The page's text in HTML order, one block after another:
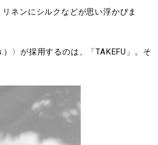
ネンにシルクなどが思い浮かびま
〉が採用するのは、「TAKEFU」。そ